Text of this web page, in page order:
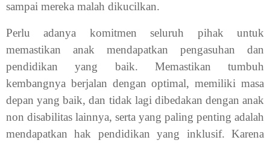
sampai mereka malah dikucilkan.
Perlu adanya komitmen seluruh pihak untuk
memastikan anak mendapatkan pengasuhan dan
pendidikan yang baik. Memastikan tumbuh
kembangnya berjalan dengan optimal, memiliki masa
depan yang baik, dan tidak lagi dibedakan dengan anak
non disabilitas lainnya, serta yang paling penting adalah
mendapatkan hak pendidikan yang inklusif. Karena